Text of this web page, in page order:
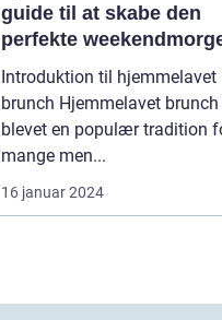
guide til at skabe den
perfekte
Introduktion til hjemmelavet
brunch Hjemmelavet brunch er
blevet en populær tradition
mange men...
16 januar 2024